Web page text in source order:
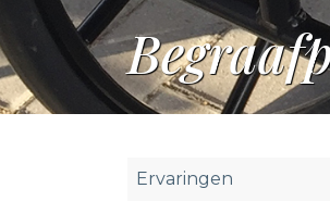
Ervaringen